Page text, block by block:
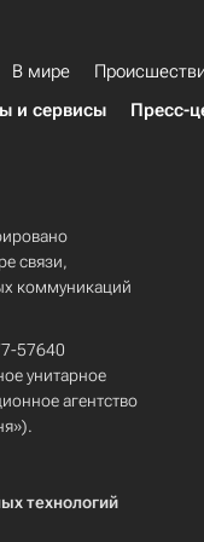
В мире
и сервисы Пресс-
связи,
коммуникаций
57640
унитарное
агентство
технологий